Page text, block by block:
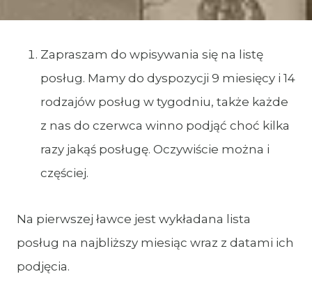
Zapraszam do wpisywania się na listę
posług. Mamy do dyspozycji 9 miesięcy i 14
rodzajów posług w tygodniu, także każde
z nas do czerwca winno podjąć choć kilka
razy jakąś posługę. Oczywiście można i
częściej.
Na pierwszej ławce jest wykładana lista
posług na najbliższy miesiąc wraz z datami ich
podjęcia.